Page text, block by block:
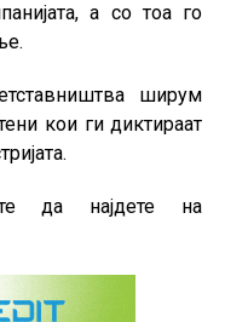
а со тоа го
ширум
кои ги диктираат
да најдете на